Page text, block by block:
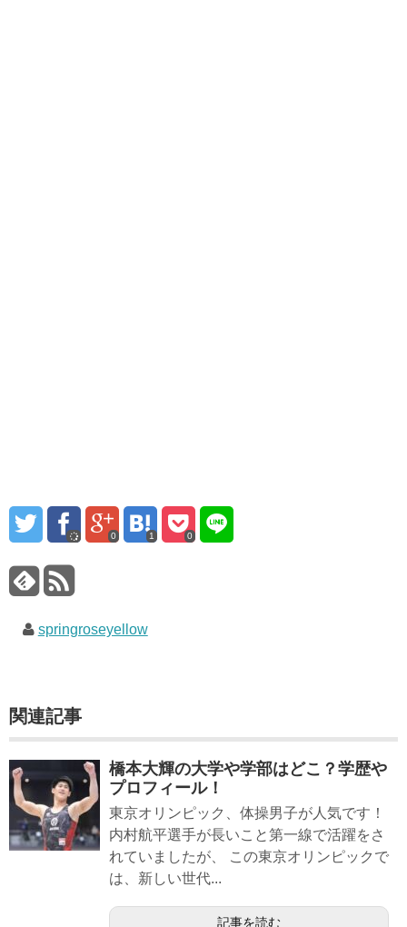
0 1 0
springroseyellow
関連記事
橋本大輝の大学や学部はどこ？学歴や
プロフィール！
東京オリンピック、体操男子が人気です！
内村航平選手が長いこと第一線で活躍をさ
れていましたが、 この東京オリンピックで
は、新しい世代...
記事を読む